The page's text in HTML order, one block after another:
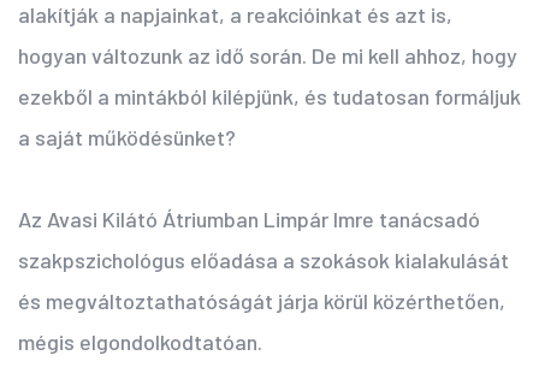
alakítják a napjainkat, a reakcióinkat és azt is,
hogyan változunk az idő során. De mi kell ahhoz, hogy
ezekből a mintákból kilépjünk, és tudatosan formáljuk
a saját működésünket?
Az Avasi Kilátó Átriumban Limpár Imre tanácsadó
szakpszichológus előadása a szokások kialakulását
és megváltoztathatóságát járja körül közérthetően,
mégis elgondolkodtatóan.